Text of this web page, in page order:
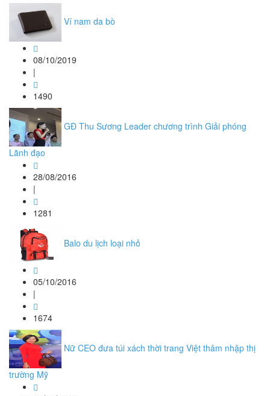
Ví nam da bò
08/10/2019
|
1490
GĐ Thu Sương Leader chương trình Giải phóng
Lãnh đạo
28/08/2016
|
1281
Balo du lịch loại nhỏ
05/10/2016
|
1674
Nữ CEO đưa túi xách thời trang Việt thâm nhập thị
trường Mỹ